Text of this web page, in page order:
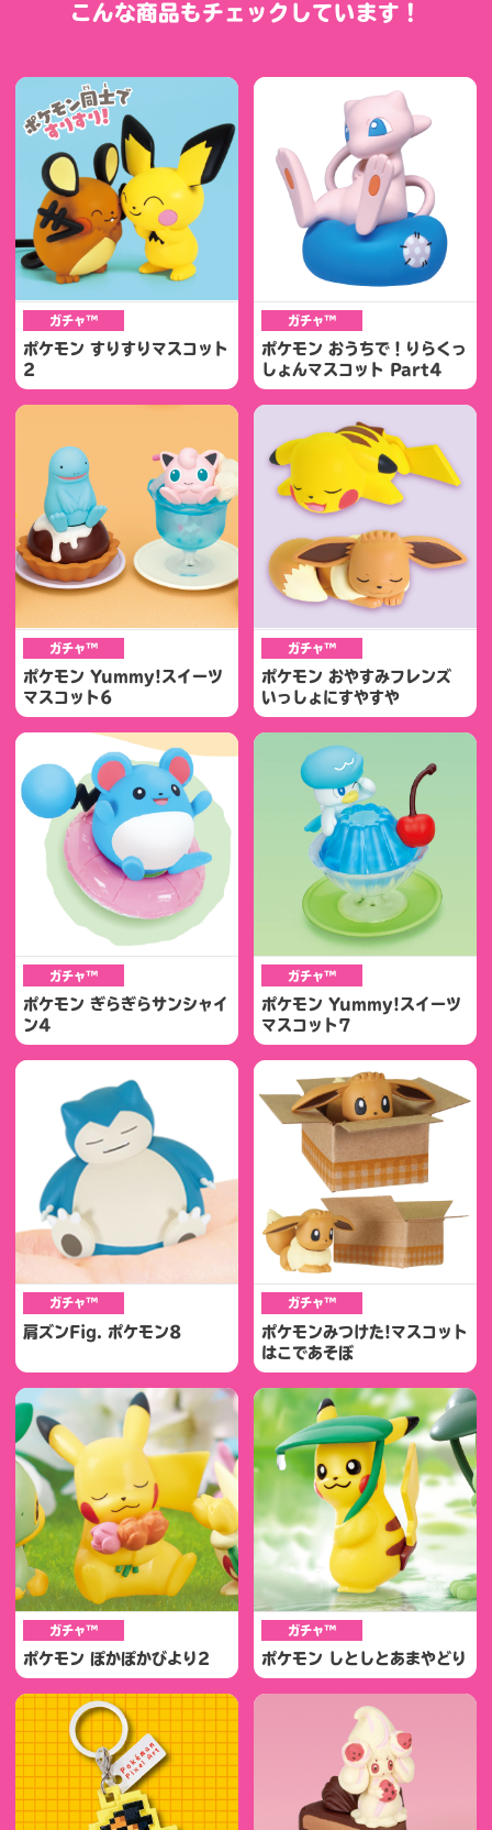
こんな商品もチェックしています！
ガチャ™
ポケモン すりすりマスコット
2
ガチャ™
ポケモン おうちで！りらくっ
しょんマスコット Part4
ガチャ™
ポケモン Yummy!スイーツ
マスコット6
ガチャ™
ポケモン おやすみフレンズ
いっしょにすやすや
ガチャ™
ポケモン ぎらぎらサンシャイ
ン4
ガチャ™
ポケモン Yummy!スイーツ
マスコット7
ガチャ™
肩ズンFig. ポケモン8
ガチャ™
ポケモンみつけた!マスコット
はこであそぼ
ガチャ™
ポケモン ぽかぽかびより2
ガチャ™
ポケモン しとしとあまやどり